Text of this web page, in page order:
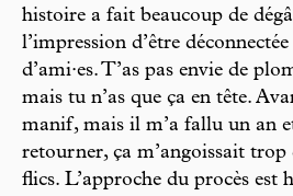
histoire a fait beaucoup de
l’impression d’être
d’ami·es. T’as pas envie de
mais tu n’as que ça en tête.
manif, mais il m’a fallu un an
retourner, ça m’angoissait trop
flics. L’approche du procès est